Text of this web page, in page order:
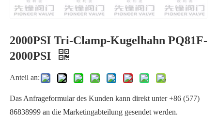
2000PSI Tri-Clamp-Kugelhahn PQ81F-
2000PSI
Anteil an:
Das Anfrageformular des Kunden kann direkt unter +86 (577)
86838999 an die Marketingabteilung gesendet werden.